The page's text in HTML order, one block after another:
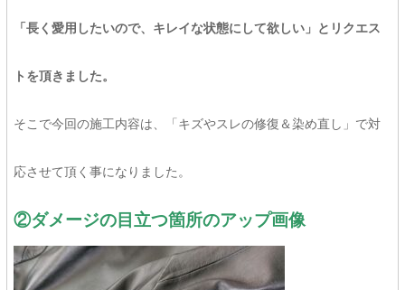
「長く愛用したいので、キレイな状態にして欲しい」とリクエス
トを頂きました。
そこで今回の施工内容は、「キズやスレの修復＆染め直し」で対
応させて頂く事になりました。
②ダメージの目立つ箇所のアップ画像